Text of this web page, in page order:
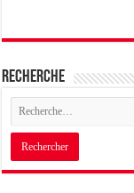
Recherche